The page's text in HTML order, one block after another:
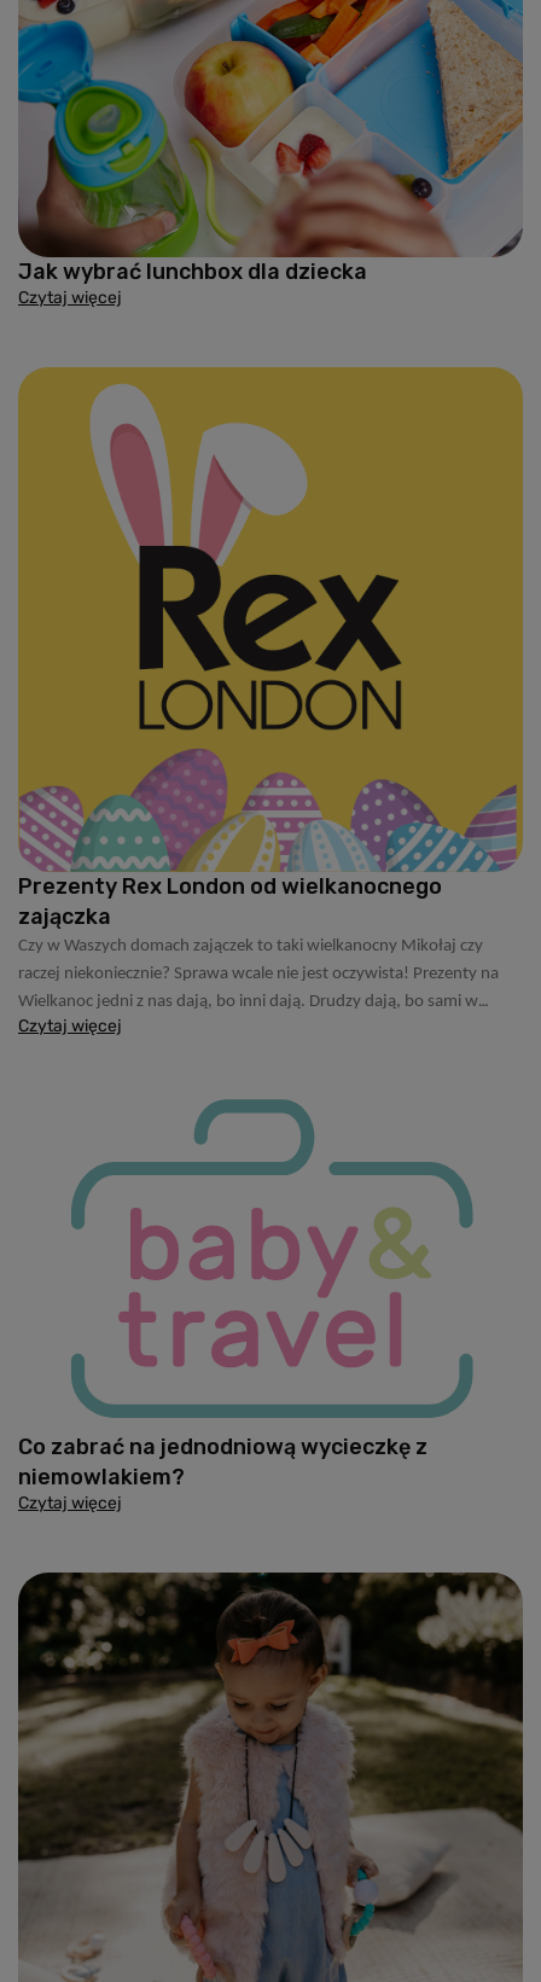
Jak wybrać lunchbox dla dziecka
Czytaj więcej
Prezenty Rex London od wielkanocnego
zajączka
Czy w Waszych domach zajączek to taki wielkanocny Mikołaj czy
raczej niekoniecznie? Sprawa wcale nie jest oczywista! Prezenty na
Wielkanoc jedni z nas dają, bo inni dają. Drudzy dają, bo sami w
dzieciństwie dostawali. Trzeci, nie dają, bo uznają, że to kolejny
Czytaj więcej
Co zabrać na jednodniową wycieczkę z
niemowlakiem?
Czytaj więcej